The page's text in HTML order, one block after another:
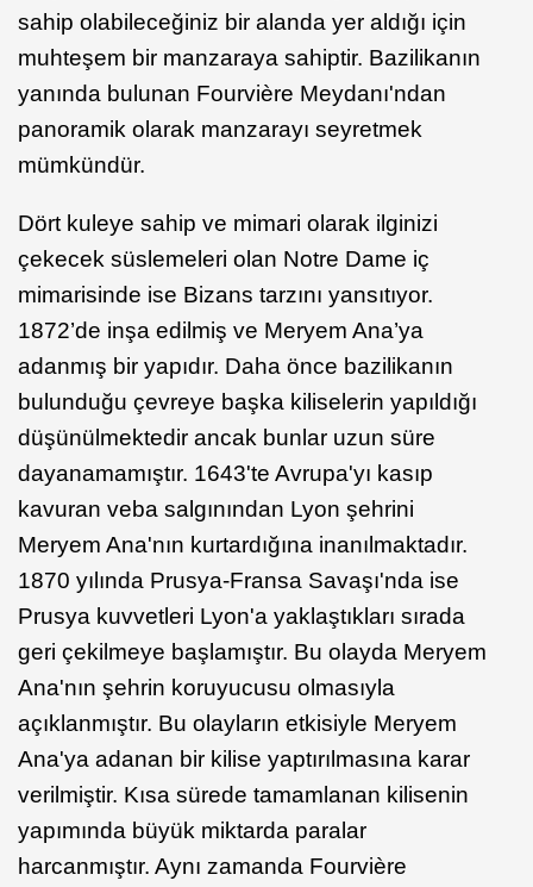
sahip olabileceğiniz bir alanda yer aldığı için
muhteşem bir manzaraya sahiptir. Bazilikanın
yanında bulunan Fourvière Meydanı'ndan
panoramik olarak manzarayı seyretmek
mümkündür.
Dört kuleye sahip ve mimari olarak ilginizi
çekecek süslemeleri olan Notre Dame iç
mimarisinde ise Bizans tarzını yansıtıyor.
1872’de inşa edilmiş ve Meryem Ana’ya
adanmış bir yapıdır. Daha önce bazilikanın
bulunduğu çevreye başka kiliselerin yapıldığı
düşünülmektedir ancak bunlar uzun süre
dayanamamıştır. 1643'te Avrupa'yı kasıp
kavuran veba salgınından Lyon şehrini
Meryem Ana'nın kurtardığına inanılmaktadır.
1870 yılında Prusya-Fransa Savaşı'nda ise
Prusya kuvvetleri Lyon'a yaklaştıkları sırada
geri çekilmeye başlamıştır. Bu olayda Meryem
Ana'nın şehrin koruyucusu olmasıyla
açıklanmıştır. Bu olayların etkisiyle Meryem
Ana'ya adanan bir kilise yaptırılmasına karar
verilmiştir. Kısa sürede tamamlanan kilisenin
yapımında büyük miktarda paralar
harcanmıştır. Aynı zamanda Fourvière